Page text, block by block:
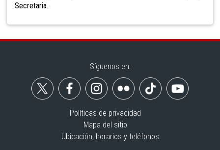
Secretaria.
Síguenos en:
Políticas de privacidad
Mapa del sitio
Ubicación, horarios y teléfonos